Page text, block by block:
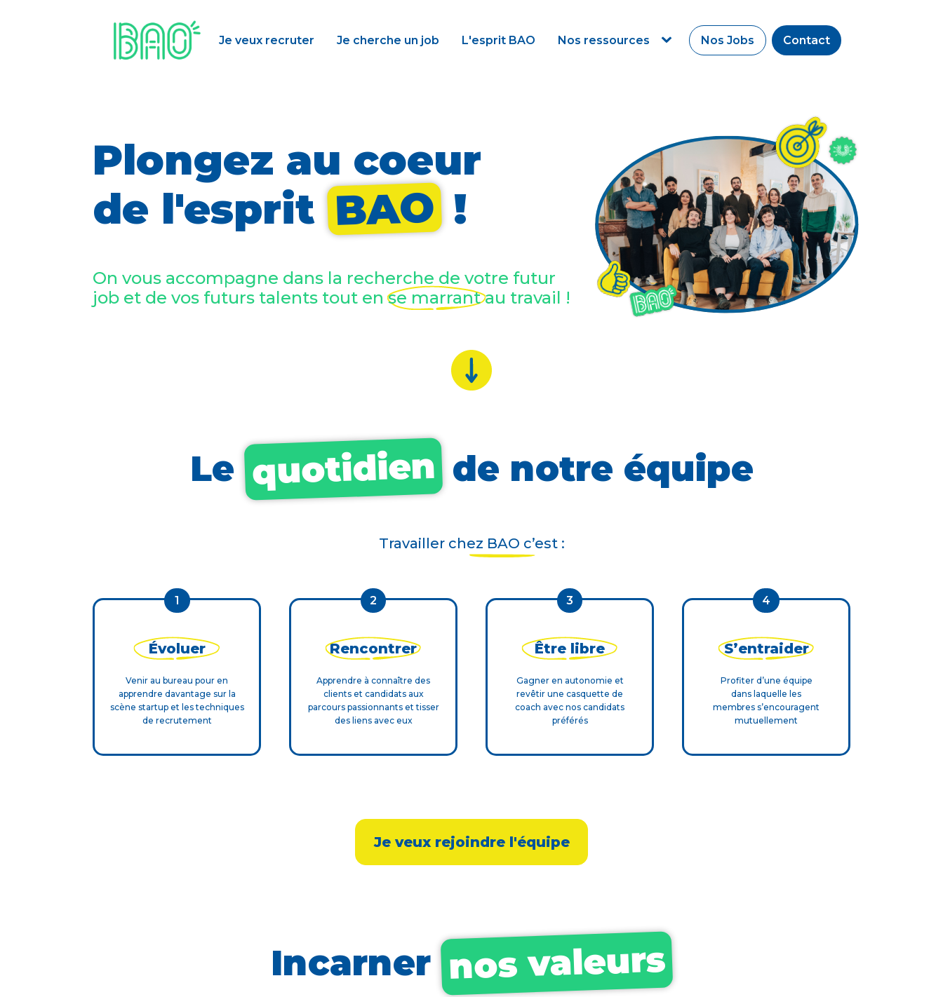
Je veux recruter Je cherche un job L'esprit BAO Nos ressources Nos Jobs Contact
Plongez au coeur
de l'espritBAO!
On vous accompagne dans la recherche de votre futur
job et de vos futurs talents tout en se marrant au travail !
Lequotidiende notre équipe
Travailler chez BAO c’est :
1
Évoluer
Venir au bureau pour en
apprendre davantage sur la
scène startup et les techniques
de recrutement
2
Rencontrer
Apprendre à connaître des
clients et candidats aux
parcours passionnants et tisser
des liens avec eux
3
Être libre
Gagner en autonomie et
revêtir une casquette de
coach avec nos candidats
préférés
4
S’entraider
Profiter d’une équipe
dans laquelle les
membres s’encouragent
mutuellement
Je veux rejoindre l'équipe
Incarnernos valeurs